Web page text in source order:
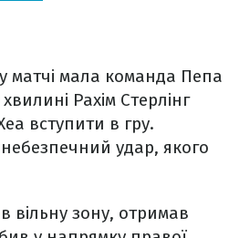
матчі мала команда Пепа
Рахім Стерлінг
вступити в гру.
удар, якого
вільну зону, отримав